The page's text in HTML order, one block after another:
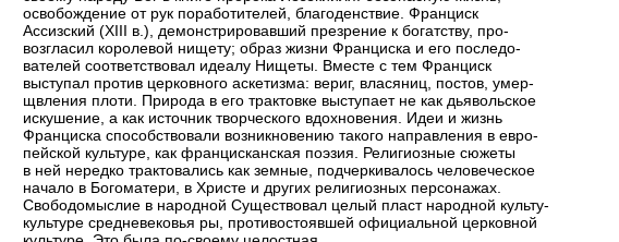
освобождение от рук поработителей, благоденствие. Франциск
Ассизский (XIII в.), демонстрировавший презрение к богатству, про-
возгласил королевой нищету; образ жизни Франциска и его последо-
вателей соответствовал идеалу Нищеты. Вместе с тем Франциск
выступал против церковного аскетизма: вериг, власяниц, постов, умер-
щвления плоти. Природа в его трактовке выступает не как дьявольское
искушение, а как источник творческого вдохновения. Идеи и жизнь
Франциска способствовали возникновению такого направления в евро-
пейской культуре, как францисканская поэзия. Религиозные сюжеты
в ней нередко трактовались как земные, подчеркивалось человеческое
начало в Богоматери, в Христе и других религиозных персонажах.
Свободомыслие в народной Существовал целый пласт народной культу-
культуре средневековья pы, противостоявшей официальной церковной